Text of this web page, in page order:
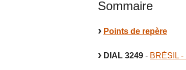
Sommaire
Points de repère
DIAL 3249 - BRÉSIL